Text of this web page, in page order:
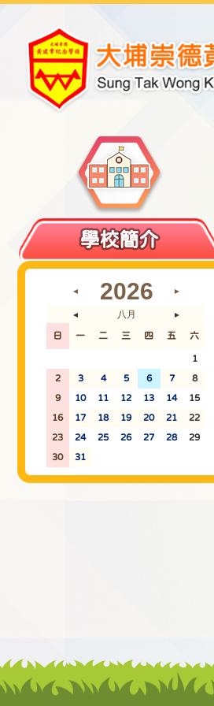
學校簡介
◄ 2026 ►
◄ 八月 ►
日 一 二 三 四 五 六
1
2 3 4 5 6 7 8
9 10 11 12 13 14 15
16 17 18 19 20 21 22
23 24 25 26 27 28 29
30 31